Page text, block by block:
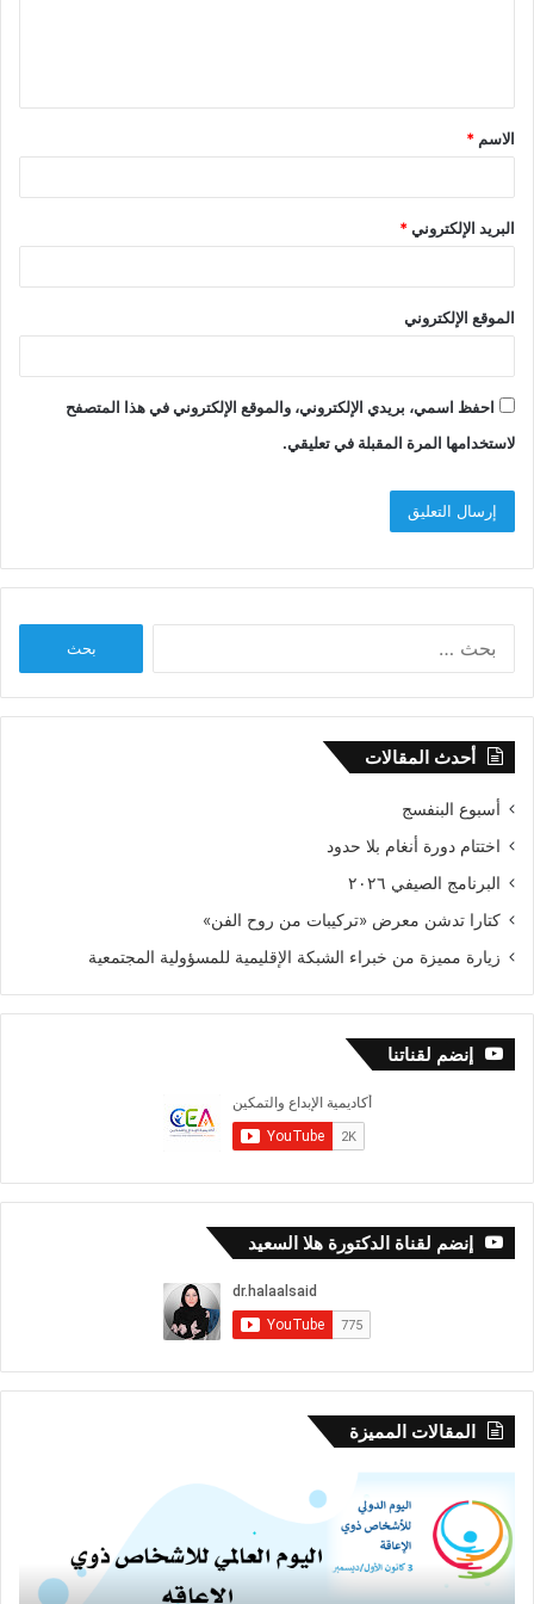
الاسم *
البريد الإلكتروني*
الموقع الإلكتروني
احفظ اسمي، بريدي الإلكتروني، والموقع الإلكتروني في هذا المتصفح
لاستخدامها المرة المقبلة في تعليقي.
أحدث المقالات
أسبوع البنفسج
اختتام دورة أنغام بلا حدود
البرنامج الصيفي ٢٠٢٦
كتارا تدشن معرض «تركيبات من روح الفن»
زيارة مميزة من خبراء الشبكة الإقليمية للمسؤولية المجتمعية
إنضم لقناتنا
إنضم لقناة الدكتورة هلا السعيد
المقالات المميزة
المؤتمر
التربوي
الاول
للأشخاص